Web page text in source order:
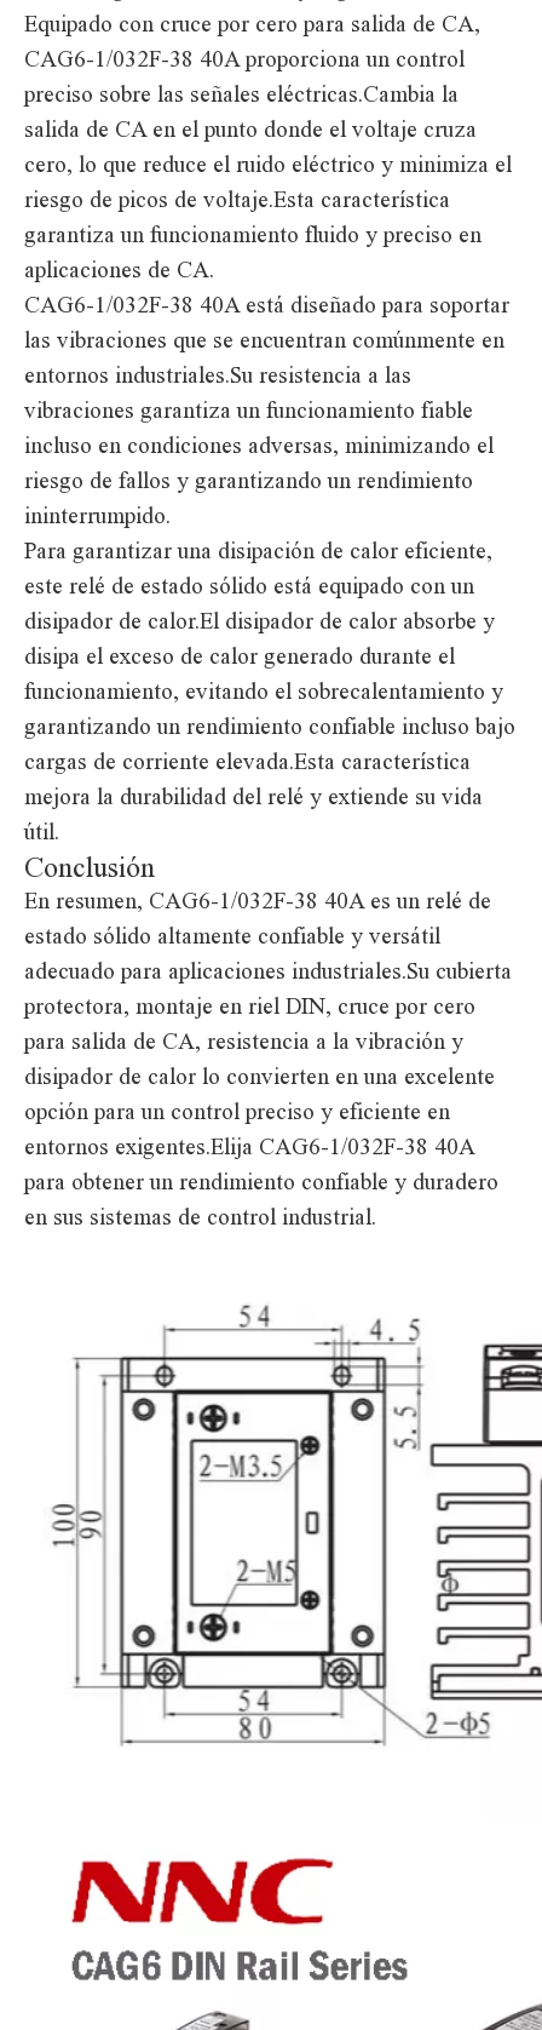
Equipado con cruce por cero para salida de CA,
CAG6-1/032F-38 40A proporciona un control
preciso sobre las señales eléctricas.Cambia la
salida de CA en el punto donde el voltaje cruza
cero, lo que reduce el ruido eléctrico y minimiza el
riesgo de picos de voltaje.Esta característica
garantiza un funcionamiento fluido y preciso en
aplicaciones de CA.
CAG6-1/032F-38 40A está diseñado para soportar
las vibraciones que se encuentran comúnmente en
entornos industriales.Su resistencia a las
vibraciones garantiza un funcionamiento fiable
incluso en condiciones adversas, minimizando el
riesgo de fallos y garantizando un rendimiento
ininterrumpido.
Para garantizar una disipación de calor eficiente,
este relé de estado sólido está equipado con un
disipador de calor.El disipador de calor absorbe y
disipa el exceso de calor generado durante el
funcionamiento, evitando el sobrecalentamiento y
garantizando un rendimiento confiable incluso bajo
cargas de corriente elevada.Esta característica
mejora la durabilidad del relé y extiende su vida
útil.
Conclusión
En resumen, CAG6-1/032F-38 40A es un relé de
estado sólido altamente confiable y versátil
adecuado para aplicaciones industriales.Su cubierta
protectora, montaje en riel DIN, cruce por cero
para salida de CA, resistencia a la vibración y
disipador de calor lo convierten en una excelente
opción para un control preciso y eficiente en
entornos exigentes.Elija CAG6-1/032F-38 40A
para obtener un rendimiento confiable y duradero
en sus sistemas de control industrial.